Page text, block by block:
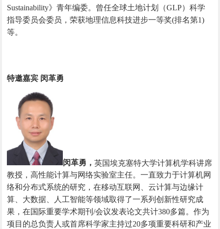
Sustainability》青年编委。曾任全球土地计划（GLP）科学
指导委员会委员，荣获地理信息科技进步一等奖(排名第1)
等。
特邀嘉宾 闵革勇
闵革勇，英国埃克塞特大学计算机学科讲席
教授，高性能计算与网络实验室主任。一直致力于计算机网
络和分布式系统的研究，在移动互联网、云计算与边缘计
算、大数据、人工智能等领域取得了一系列创新性研究成
果，在国际重要学术期刊/会议发表论文共计380多篇。作为
项目的总负责人或首席科学家主持过20多项重要科研和产业